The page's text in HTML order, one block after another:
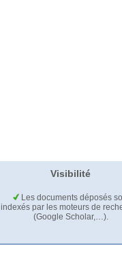
Visibilité
Les documents déposés
indexés par les moteurs de
(Google Scholar,…).